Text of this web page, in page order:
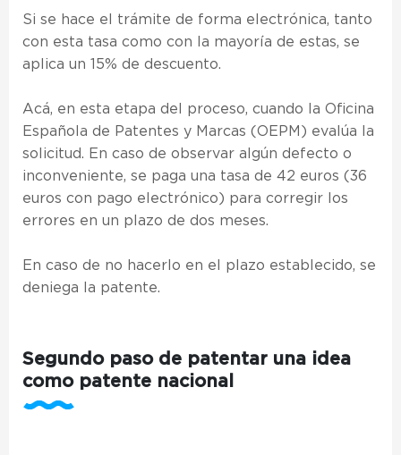
Si se hace el trámite de forma electrónica, tanto
con esta tasa como con la mayoría de estas, se
aplica un 15% de descuento.
Acá, en esta etapa del proceso, cuando la Oficina
Española de Patentes y Marcas (OEPM) evalúa la
solicitud. En caso de observar algún defecto o
inconveniente, se paga una tasa de 42 euros (36
euros con pago electrónico) para corregir los
errores en un plazo de dos meses.
En caso de no hacerlo en el plazo establecido, se
deniega la patente.
Segundo paso de patentar una idea
como patente nacional